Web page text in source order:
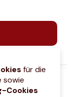
für die
sowie
Cookies